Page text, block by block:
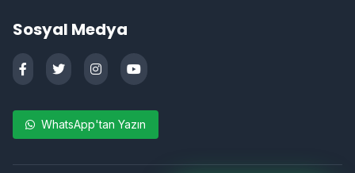
Sosyal Medya
WhatsApp'tan Yazın